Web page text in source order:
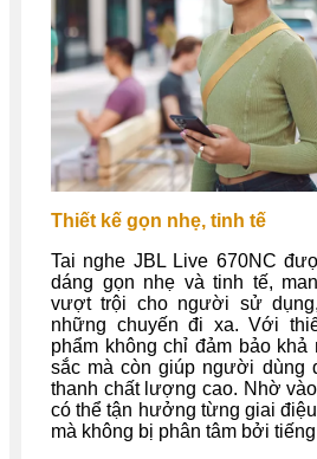
Thiết kế gọn nhẹ, tinh tế
Tai nghe JBL Live 670NC
dáng gọn nhẹ và tinh tế,
vượt trội cho người sử
những chuyến đi xa. Với
phẩm không chỉ đảm bảo khả
sắc mà còn giúp người dùng
thanh chất lượng cao. Nhờ
có thể tận hưởng từng giai
mà không bị phân tâm bởi